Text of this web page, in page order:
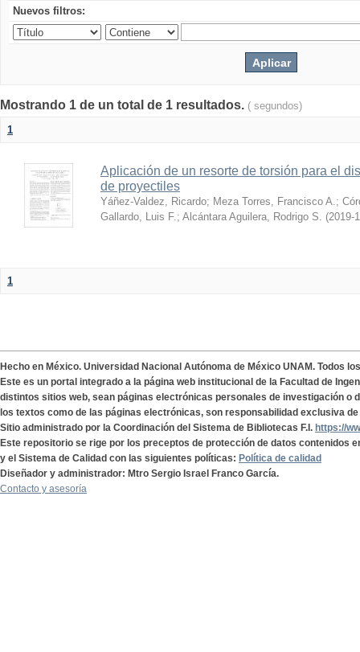
Nuevos filtros:
Mostrando 1 de un total de 1 resultados. ( segundos)
1
Aplicación de un resorte de torsión para el
de proyectiles
Yáñez-Valdez, Ricardo; Meza Torres, Francisco A.;
Gallardo, Luis F.; Alcántara Aguilera, Rodrigo S. (2019-
1
Hecho en México. Universidad Nacional Autónoma de México UNAM. Todos
Este es un portal integrado a la página web institucional de la Facultad de
distintos sitios web, sean páginas electrónicas personales de investigación o
los textos como de las páginas electrónicas, son responsabilidad exclusiva
Sitio administrado por la Coordinación del Sistema de Bibliotecas F.I. https://
Este repositorio se rige por los preceptos de protección de datos contenidos
y el Sistema de Calidad con las siguientes políticas: Política de calidad
Diseñador y administrador: Mtro Sergio Israel Franco García.
Contacto y asesoría